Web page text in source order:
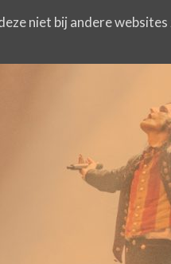
niet bij andere